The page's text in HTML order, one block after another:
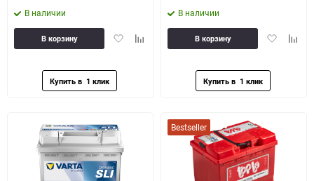
В наличии
ДобавитьДобавить
В корзину
В наличии
Добавить
В корзину
Bestseller